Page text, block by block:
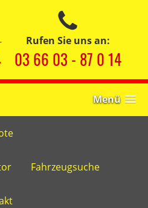
Rufen Sie uns an:
03 66 03 - 87 0 14
Menü
Fahrzeugsuche